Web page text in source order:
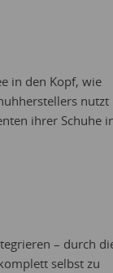
in den Kopf, wie
nutzt
ihrer Schuhe
– durch
selbst zu